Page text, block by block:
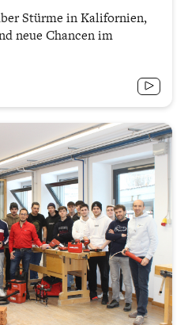
Stürme in Kalifornien,
neue Chancen im